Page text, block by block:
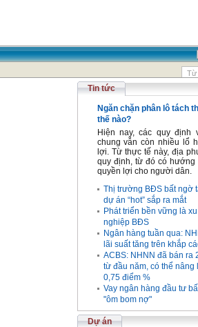
Tin tức
Ngăn chặn phân lô tách
thế nào?
Hiện nay, các quy định
chung vẫn còn nhiều lổ
lợi. Từ thực tế này, địa
quy định, từ đó có
quyền lợi cho người dân.
Thị trường BĐS bất ngờ
dự án “hot” sắp ra mắt
Phát triển bền vững là
nghiệp BĐS
Ngân hàng tuần qua:
lãi suất tăng trên khắp
ACBS: NHNN đã bán ra
từ đầu năm, có thể nâng
0,75 điểm %
Vay ngân hàng đầu tư
"ôm bom nợ"
Dự án